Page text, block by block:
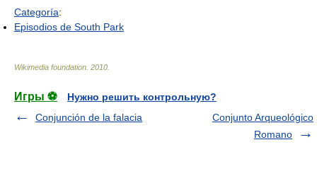
Categoría:
Episodios de South Park
Wikimedia foundation 2010
Игры ⚽
Нужно решить контрольную?
Conjunción de la falacia
Conjunto Arqueológico
Romano